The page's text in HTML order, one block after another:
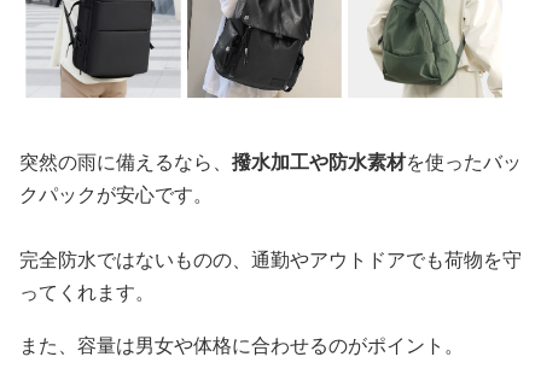
突然の雨に備えるなら、 撥水加工や防水素材を使ったバッ
クパックが安心です。
完全防水ではないものの、通勤やアウトドアでも荷物を守
ってくれます。
また、容量は男女や体格に合わせるのがポイント。